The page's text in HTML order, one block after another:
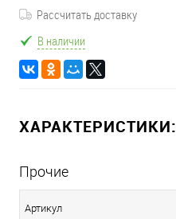
Рассчитать доставку
В наличии
ХАРАКТЕРИСТИКИ:
Прочие
Артикул